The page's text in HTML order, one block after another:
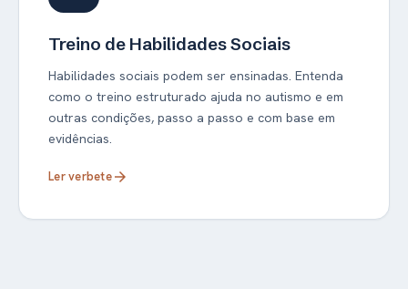
Treino de Habilidades Sociais
Habilidades sociais podem ser ensinadas. Entenda
como o treino estruturado ajuda no autismo e em
outras condições, passo a passo e com base em
evidências.
Ler verbetearrow_forward